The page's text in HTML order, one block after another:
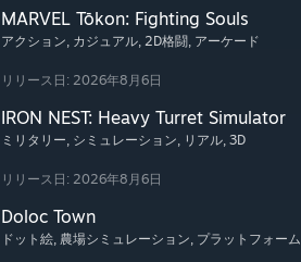
MARVEL Tōkon: Fighting Souls
アクション, カジュアル, 2D格闘, アーケード
リリース日: 2026年8月6日
IRON NEST: Heavy Turret Simulator
ミリタリー, シミュレーション, リアル, 3D
リリース日: 2026年8月6日
Doloc Town
ドット絵, 農場シミュレーション, プラットフォーム